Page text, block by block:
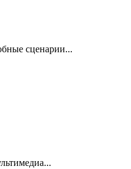
сценарии...